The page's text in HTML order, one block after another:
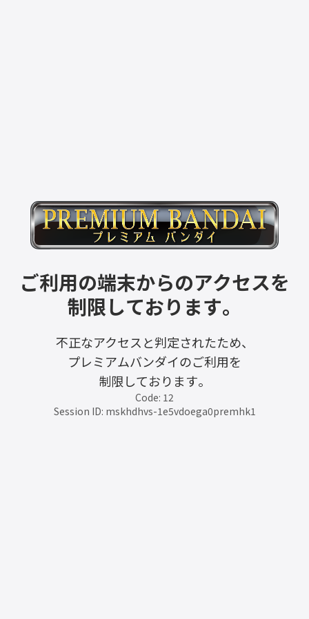
ご利用の端末からのアクセスを
制限しております。
不正なアクセスと判定されたため、
プレミアムバンダイのご利用を
制限しております。
Code: 12
Session ID: mskhdhvs-1e5vdoega0premhk1